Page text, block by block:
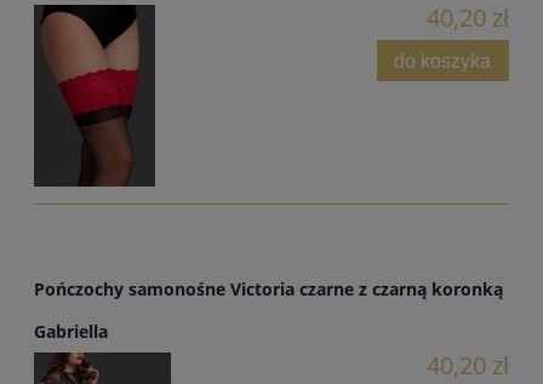
40,20 zł
do koszyka
Pończochy samonośne Victoria czarne z czarną koronką
Gabriella
40,20 zł